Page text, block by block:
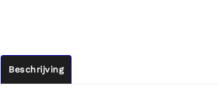
Beschrijving